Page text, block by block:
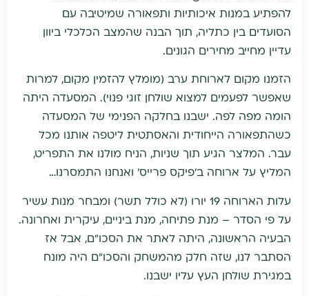
להפתיע במנות איכותיות ותפאורה שמיטיבה עם
הסועדים בין כתליה, תוך הבנה שהמצב הכלכלי ביוון
עדיין מחייב מחירים הגונים.
הזמנו מקום לארוחת ערב (מומלץ להזמין מקום, למרות
שאפשר לפעמים למצוא שולחן זוגי פנוי). המסעדה היתה
הומה מפה לפה. ישבנו בחלקה הפנימי של המסעדה
כשהתפאורה הייחודית והאסתטית ליטפה אותנו מכל
עבר. המלצר הגיע תוך שניות, הניח מולנו את התפריט,
המליץ על ארוחה ב'פיקס פרייס' ואנחנו התמסרנו…
עלות הארוחה 19 יורו (לא כולל תשר) ומבחר מנות עשיר
על פי הסדר – מנת פתיחה, מנת ביניים, עיקרית ואחרונה.
הבעיה הראשונה, היתה לאתר את הסכו"ם, אבל אז
הסתבר לנו, שזה חלק מהמשחק והסכו"ם היה מונח
במגירת שולחן העץ עליו ישבנו.